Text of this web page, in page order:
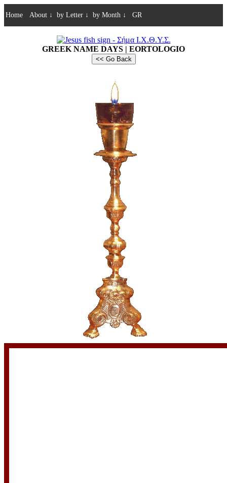
Home About ↓ by Letter ↓ by Month ↓ GR
GREEK NAME DAYS | EORTOLOGIO
<< Go Back